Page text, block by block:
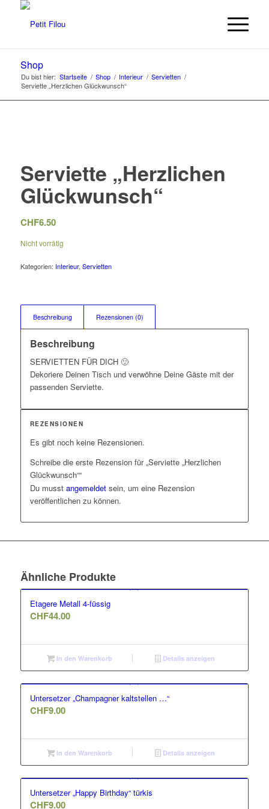
Shop
Du bist hier: Startseite / Shop / Interieur / Servietten /
Serviette „Herzlichen Glückwunsch“
Serviette „Herzlichen
Glückwunsch“
CHF6.50
Nicht vorrätig
Kategorien: Interieur, Servietten
Beschreibung Rezensionen (0)
Beschreibung
SERVIETTEN FÜR DICH 🙂
Dekoriere Deinen Tisch und verwöhne Deine Gäste mit der
passenden Serviette.
REZENSIONEN
Es gibt noch keine Rezensionen.
Schreibe die erste Rezension für „Serviette „Herzlichen
Glückwunsch““
Du musst angemeldetsein, um eine Rezension
veröffentlichen zu können.
Ähnliche Produkte
Etagere Metall 4-füssig
CHF44.00
In den Warenkorb Details anzeigen
Untersetzer „Champagner kaltstellen …“
CHF9.00
In den Warenkorb Details anzeigen
Untersetzer „Happy Birthday“ türkis
CHF9.00